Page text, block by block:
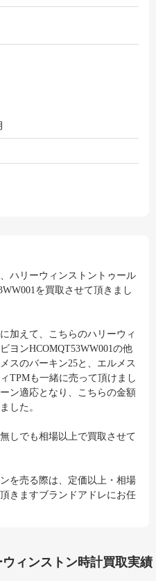
ハリーウィンストントゥール
を買取させて頂きまし
加えて、こちらのハリーウィ
ヨンHCOMQT53WW001の他
スのバーキン25と、エルメス
TPMも一緒に売って頂けまし
ン適応となり、こちらの金額
した。
しでも相場以上で買取させて
を売る際は、定価以上・相場
きますブランドアドレにお任
ィンストン時計買取実績